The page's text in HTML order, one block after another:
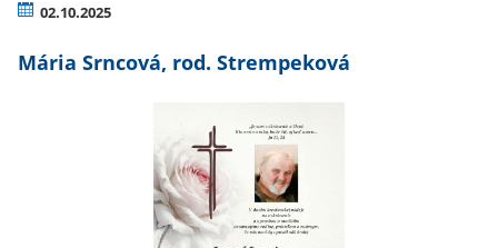
02.10.2025
Mária Srncová, rod. Strempeková